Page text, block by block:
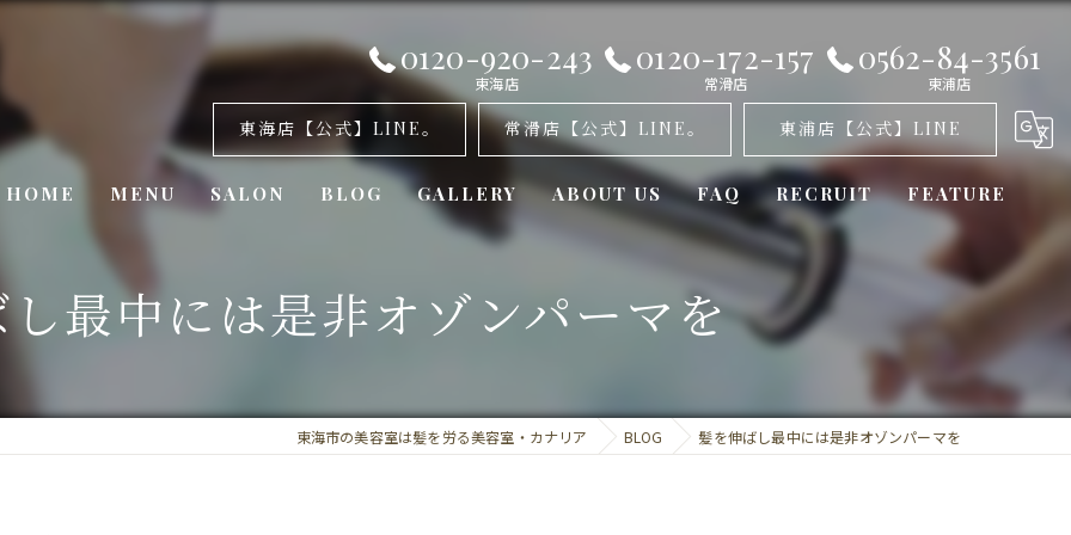
0120-920-243
東海店
0120-172-157
常滑店
0562-84-3561
東浦店
東海店【公式】LINE。 常滑店【公式】LINE。 東浦店【公式】LINE
HOME MENU SALON
美容室・カナリア 常滑店
BLOG GALLERY ABOUT US FAQ RECRUIT FEATURE
オゾンパーマ
カット
トリートメント
最中には是非オゾンパーマを
東海市の美容室は髪を労る美容室・カナリア BLOG 髪を伸ばし最中には是非オゾンパーマを